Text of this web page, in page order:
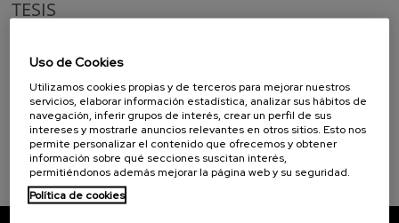
TESIS
Tesis doctorales
Uso de Cookies
Utilizamos cookies propias y de terceros para mejorar nuestros
servicios, elaborar información estadística, analizar sus hábitos de
navegación, inferir grupos de interés, crear un perfil de sus
intereses y mostrarle anuncios relevantes en otros sitios. Esto nos
permite personalizar el contenido que ofrecemos y obtener
información sobre qué secciones suscitan interés,
permitiéndonos además mejorar la página web y su seguridad.
Política de cookies